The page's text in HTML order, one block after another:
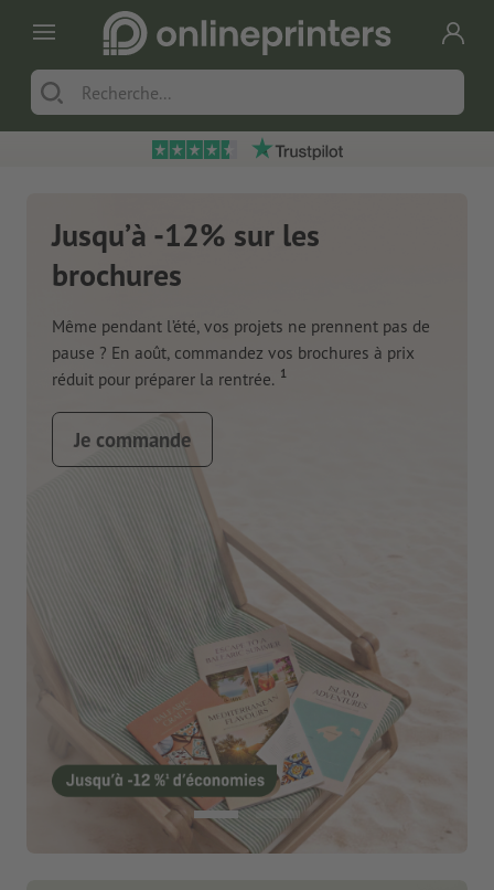
Jusqu’à -12% sur les
brochures
Même pendant l’été, vos projets ne prennent pas de
pause ? En août, commandez vos brochures à prix
réduit pour préparer la rentrée. 1
Je commande